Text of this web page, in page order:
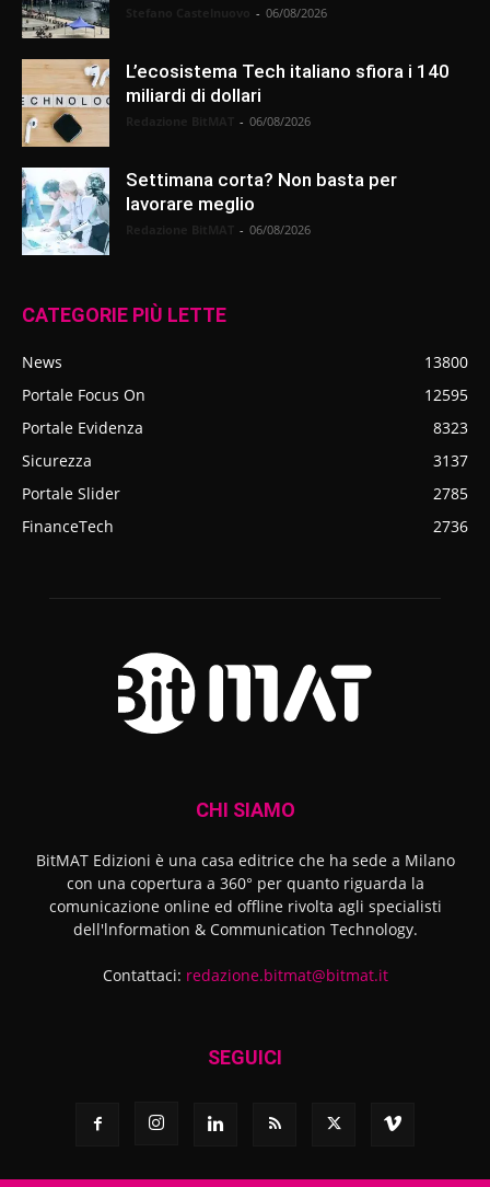
- 06/08/2026
L’ecosistema Tech italiano sfiora i 140
miliardi di dollari
- 06/08/2026
Settimana corta? Non basta per
lavorare meglio
- 06/08/2026
CATEGORIE PIÙ LETTE
News
13800
Portale Focus On
12595
Portale Evidenza
8323
Sicurezza
3137
Portale Slider
2785
FinanceTech
2736
CHI SIAMO
BitMAT Edizioni è una casa editrice che ha sede a Milano
con una copertura a 360° per quanto riguarda la
comunicazione online ed offline rivolta agli specialisti
dell'lnformation & Communication Technology.
Contattaci: redazione.bitmat@bitmat.it
SEGUICI